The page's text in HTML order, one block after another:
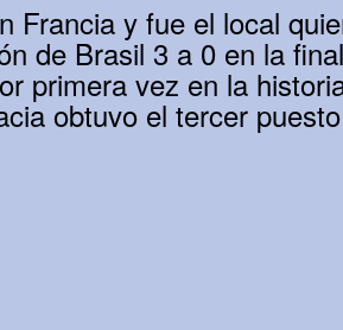
Francia y fue el local
de Brasil 3 a 0 en la
primera vez en la
obtuvo el tercer